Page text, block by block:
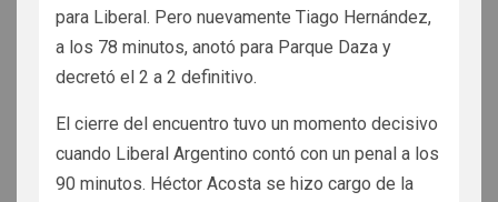
para Liberal. Pero nuevamente Tiago Hernández,
a los 78 minutos, anotó para Parque Daza y
decretó el 2 a 2 definitivo.
El cierre del encuentro tuvo un momento decisivo
cuando Liberal Argentino contó con un penal a los
90 minutos. Héctor Acosta se hizo cargo de la